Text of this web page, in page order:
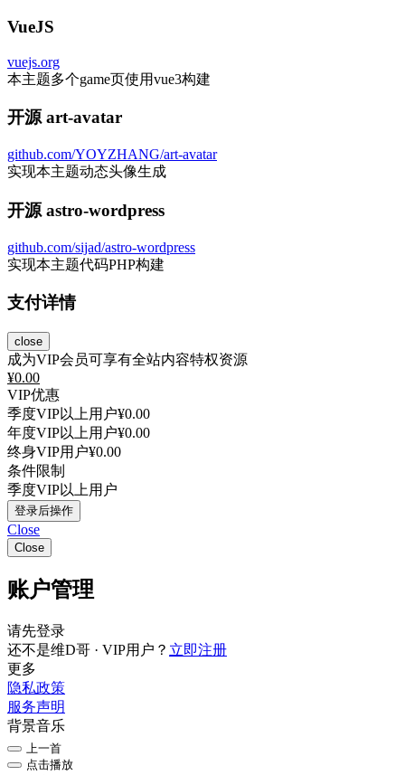
VueJS
vuejs.org
本主题多个game页使用vue3构建
开源 art-avatar
github.com/YOYZHANG/art-avatar
实现本主题动态头像生成
开源 astro-wordpress
github.com/sijad/astro-wordpress
实现本主题代码PHP构建
支付详情
close
成为VIP会员可享有全站内容特权资源
¥0.00
VIP优惠
季度VIP以上用户¥0.00
年度VIP以上用户¥0.00
终身VIP用户¥0.00
条件限制
季度VIP以上用户
登录后操作
Close
Close
账户管理
请先登录
还不是维D哥 · VIP用户？ 立即注册
更多
隐私政策
服务声明
背景音乐
上一首
点击播放